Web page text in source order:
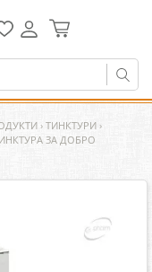
› ТИНКТУРИ ›
ЗА ДОБРО